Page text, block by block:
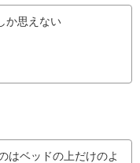
か思えない
はベッドの上だけのよ